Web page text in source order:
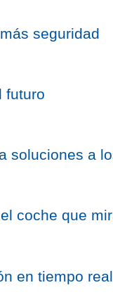
seguridad
futuro
soluciones a
el coche que
en tiempo real